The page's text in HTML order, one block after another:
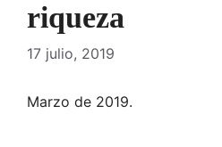
riqueza
17 julio, 2019
Marzo de 2019.